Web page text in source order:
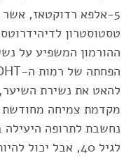
5-אלפא רדוקטאז,
ההורמון המשפיע על
להאט את נשירת
מקדמת צמיחה מחודשת
נחשבת לתרופה היעילה
לגיל 40, אבל